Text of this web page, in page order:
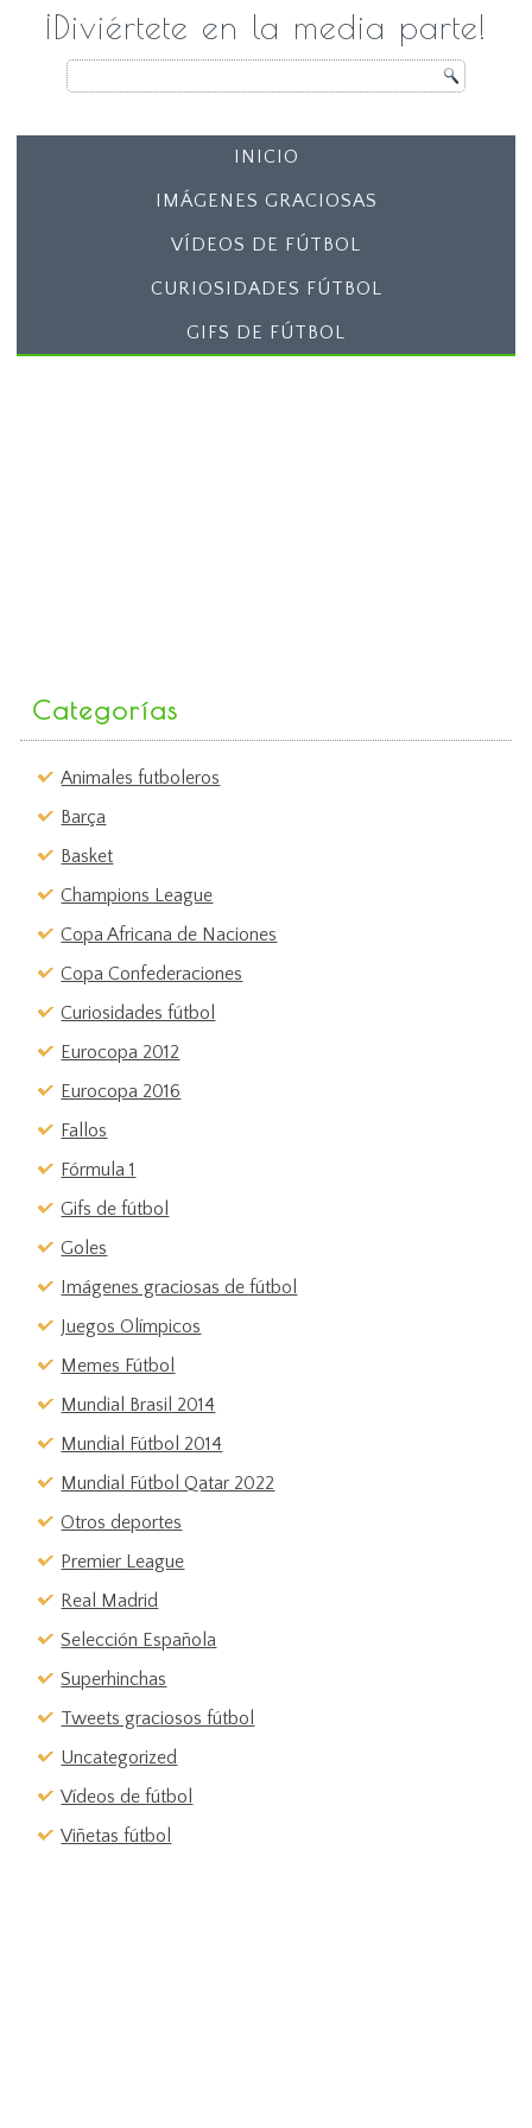
¡Diviértete en la media parte!
INICIO
IMÁGENES GRACIOSAS
VÍDEOS DE FÚTBOL
CURIOSIDADES FÚTBOL
GIFS DE FÚTBOL
Categorías
Animales futboleros
Barça
Basket
Champions League
Copa Africana de Naciones
Copa Confederaciones
Curiosidades fútbol
Eurocopa 2012
Eurocopa 2016
Fallos
Fórmula 1
Gifs de fútbol
Goles
Imágenes graciosas de fútbol
Juegos Olímpicos
Memes Fútbol
Mundial Brasil 2014
Mundial Fútbol 2014
Mundial Fútbol Qatar 2022
Otros deportes
Premier League
Real Madrid
Selección Española
Superhinchas
Tweets graciosos fútbol
Uncategorized
Vídeos de fútbol
Viñetas fútbol